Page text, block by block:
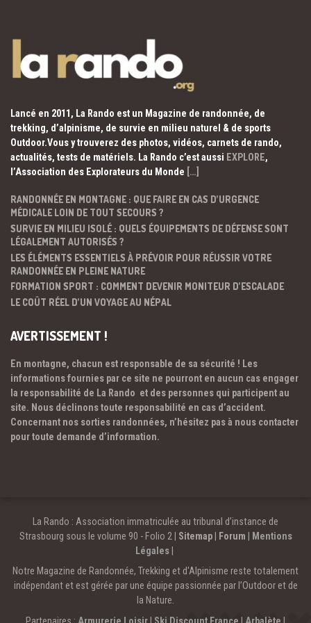
Lancé en 2011, La Rando est un Magazine de randonnée, de
trekking, d’alpinisme, de survie en milieu naturel & de sports
Outdoor.Vous y trouverez des photos, vidéos, carnets de rando,
actualités, tests de matériels. La Rando c’est aussi EXPLORE,
l’Association des Explorateurs du Monde […]
RANDONNÉE EN MONTAGNE : QUE FAIRE EN CAS D’URGENCE
MÉDICALE LOIN DE TOUT SECOURS ?
SURVIE EN MILIEU ISOLÉ : QUELS ÉQUIPEMENTS DE DÉFENSE SONT
LÉGALEMENT AUTORISÉS ?
LES ÉLÉMENTS ESSENTIELS À PRÉVOIR POUR RÉUSSIR VOTRE
RANDONNÉE EN PLEINE NATURE
FORMATION SPORT : COMMENT DEVENIR MONITEUR D’ESCALADE
LE COÛT RÉEL D’UN VOYAGE AU NÉPAL
AVERTISSEMENT !
En montagne, chacun est responsable de sa sécurité ! Les
informations fournies par ce site ne pourront en aucun cas engager
la responsabilité de La Rando et des personnes qui participent au
site. Nous déclinons toute responsabilité en cas d’accident.
Concernant nos sorties randonnées, n’hésitez pas à nous contacter
pour toute demande d’information.
La Rando : Association immatriculée au tribunal d’instance de
Strasbourg sous le volume 90 - Folio 2 | Sitemap| Forum | Mentions
Légales |
Notre Magazine de Randonnée, Trekking et d'Alpinisme reste totalement
indépendant et est gérée par une équipe passionnée par l’Outdoor et de
la Nature.